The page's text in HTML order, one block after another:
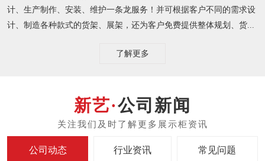
计、生产制作、安装、维护一条龙服务！并可根据客户不同的需求设
计、制造各种款式的货架、展架，还为客户免费提供整体规划、货...
了解更多
公司新闻
公司动态 行业资讯 常见问题